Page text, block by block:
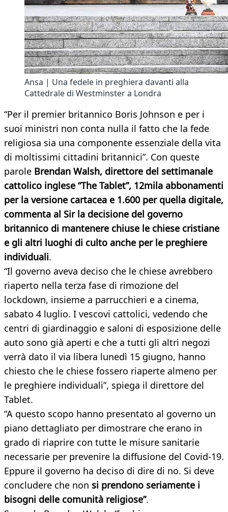
Ansa | Una fedele in preghiera davanti alla
Cattedrale di Westminster a Londra
“Per il premier britannico Boris Johnson e per i
suoi ministri non conta nulla il fatto che la fede
religiosa sia una componente essenziale della vita
di moltissimi cittadini britannici”. Con queste
parole Brendan Walsh, direttore del settimanale
cattolico inglese “The Tablet”, 12mila abbonamenti
per la versione cartacea e 1.600 per quella digitale,
commenta al Sir la decisione del governo
britannico di mantenere chiuse le chiese cristiane
e gli altri luoghi di culto anche per le preghiere
individuali.
“Il governo aveva deciso che le chiese avrebbero
riaperto nella terza fase di rimozione del
lockdown, insieme a parrucchieri e a cinema,
sabato 4 luglio. I vescovi cattolici, vedendo che
centri di giardinaggio e saloni di esposizione delle
auto sono già aperti e che a tutti gli altri negozi
verrà dato il via libera lunedì 15 giugno, hanno
chiesto che le chiese fossero riaperte almeno per
le preghiere individuali”, spiega il direttore del
Tablet.
“A questo scopo hanno presentato al governo un
piano dettagliato per dimostrare che erano in
grado di riaprire con tutte le misure sanitarie
necessarie per prevenire la diffusione del Covid-19.
Eppure il governo ha deciso di dire di no. Si deve
concludere che non si prendono seriamente i
bisogni delle comunità religiose”.